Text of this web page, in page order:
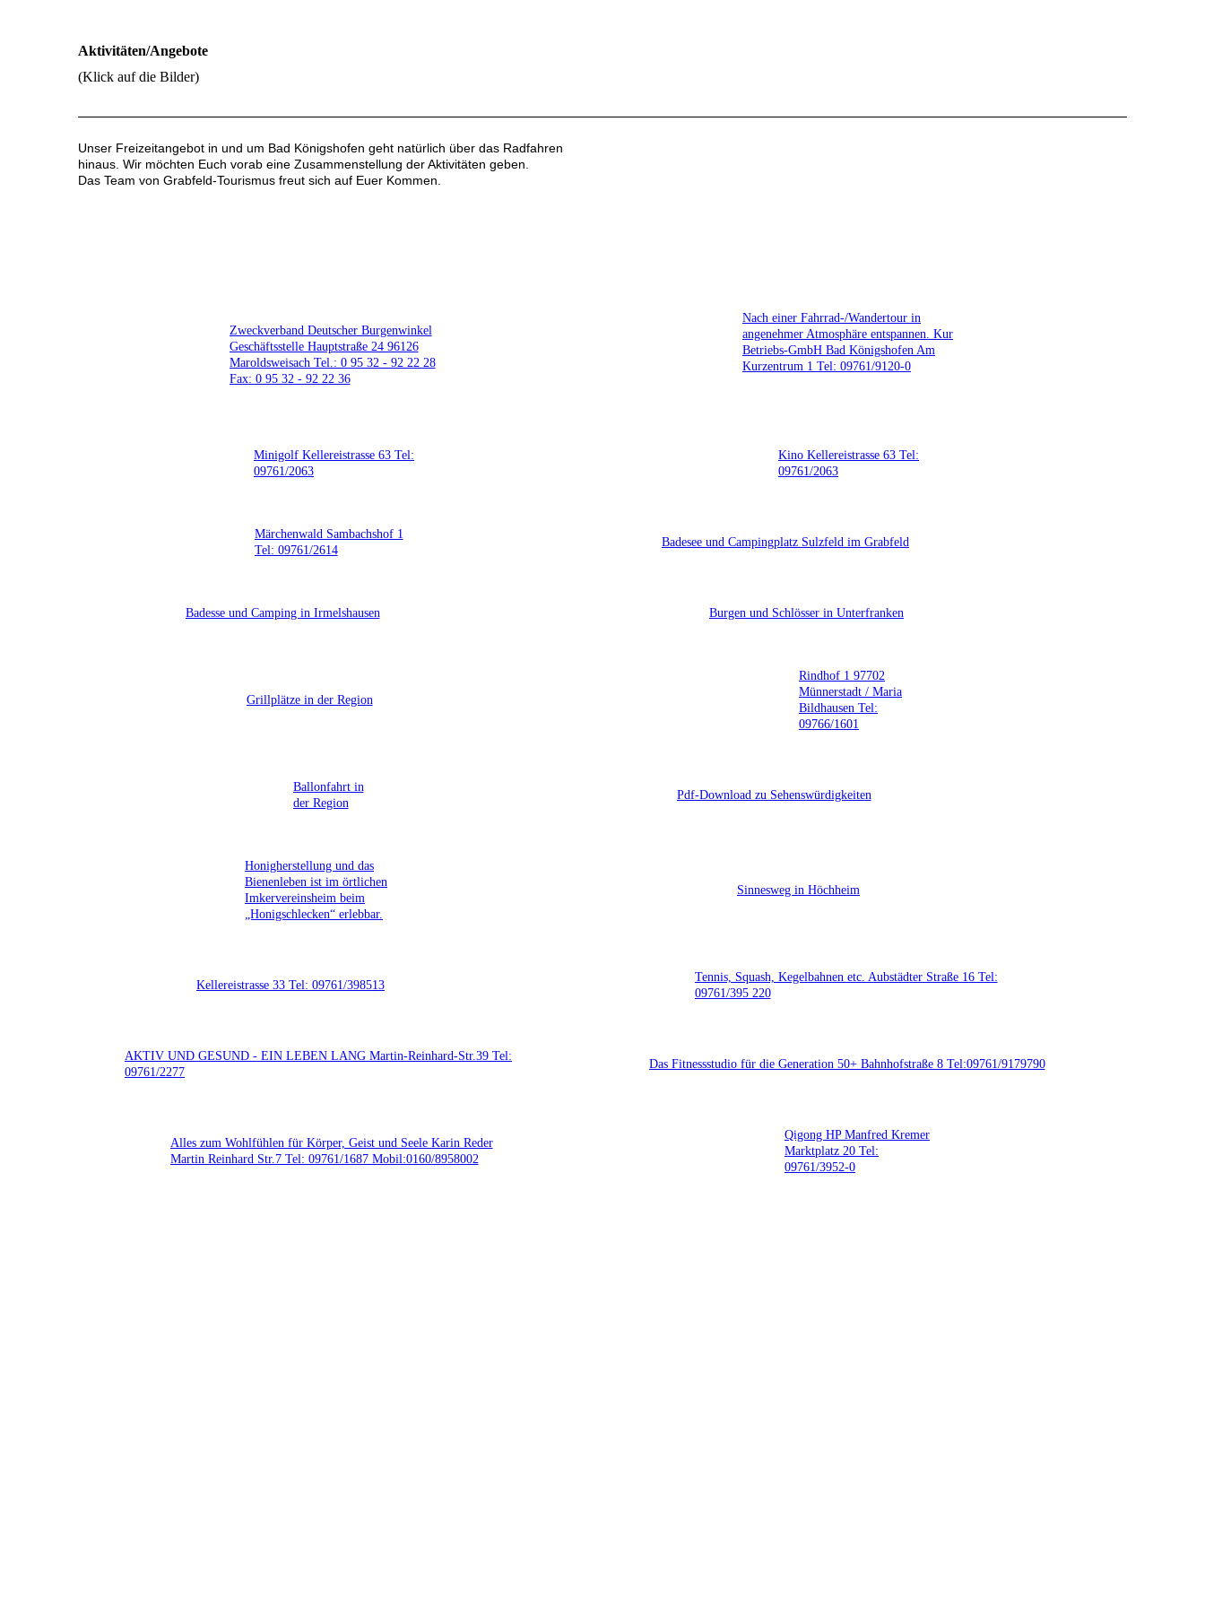
Aktivitäten/Angebote
(Klick auf die Bilder)
Unser Freizeitangebot in und um Bad Königshofen geht natürlich über das Radfahren
hinaus. Wir möchten Euch vorab eine Zusammenstellung der Aktivitäten geben.
Das Team von Grabfeld-Tourismus freut sich auf Euer Kommen.
Zweckverband Deutscher Burgenwinkel
Geschäftsstelle Hauptstraße 24 96126
Maroldsweisach Tel.: 0 95 32 - 92 22 28
Fax: 0 95 32 - 92 22 36
Nach einer Fahrrad-/Wandertour in
angenehmer Atmosphäre entspannen. Kur
Betriebs-GmbH Bad Königshofen Am
Kurzentrum 1 Tel: 09761/9120-0
Minigolf Kellereistrasse 63 Tel:
09761/2063
Kino Kellereistrasse 63 Tel:
09761/2063
Märchenwald Sambachshof 1
Tel: 09761/2614
Badesee und Campingplatz Sulzfeld im Grabfeld
Badesse und Camping in Irmelshausen Burgen und Schlösser in Unterfranken
Grillplätze in der Region
Rindhof 1 97702
Münnerstadt / Maria
Bildhausen Tel:
09766/1601
Ballonfahrt in
der Region
Pdf-Download zu Sehenswürdigkeiten
Honigherstellung und das
Bienenleben ist im örtlichen
Imkervereinsheim beim
„Honigschlecken“ erlebbar.
Sinnesweg in Höchheim
Kellereistrasse 33 Tel: 09761/398513
Tennis, Squash, Kegelbahnen etc. Aubstädter Straße 16 Tel:
09761/395 220
AKTIV UND GESUND - EIN LEBEN LANG Martin-Reinhard-Str.39 Tel:
09761/2277
Das Fitnessstudio für die Generation 50+ Bahnhofstraße 8 Tel:09761/9179790
Alles zum Wohlfühlen für Körper, Geist und Seele Karin Reder
Martin Reinhard Str.7 Tel: 09761/1687 Mobil:0160/8958002
Qigong HP Manfred Kremer
Marktplatz 20 Tel:
09761/3952-0